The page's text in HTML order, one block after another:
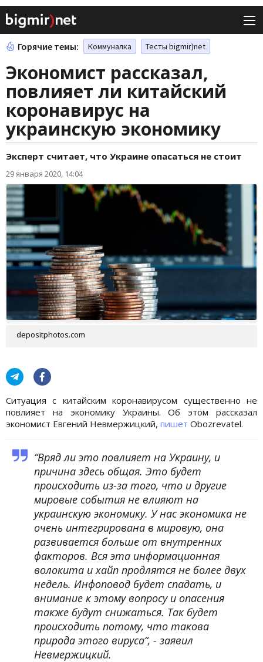
Горячие темы: Коммуналка Тесты bigmir)net
Экономист рассказал,
повлияет ли китайский
коронавирус на
украинскую экономику
Эксперт считает, что Украине опасаться не стоит
29 января 2020, 14:04
depositphotos.com
Ситуация с китайским коронавирусом существенно не
повлияет на экономику Украины. Об этом рассказал
экономист Евгений Невмержицкий, пишет Obozrevatel.
“Вряд ли это повлияет на Украину, и
причина здесь общая. Это будет
происходить из-за того, что и другие
мировые события не влияют на
украинскую экономику. У нас экономика не
очень интегрирована в мировую, она
развивается больше от внутренних
факторов. Вся эта информационная
волокита и хайп продлятся не более двух
недель. Инфоповод будет спадать, и
внимание к этому вопросу и опасения
также будут снижаться. Так будет
происходить потому, что такова
природа этого вируса“, - заявил
Невмержицкий.